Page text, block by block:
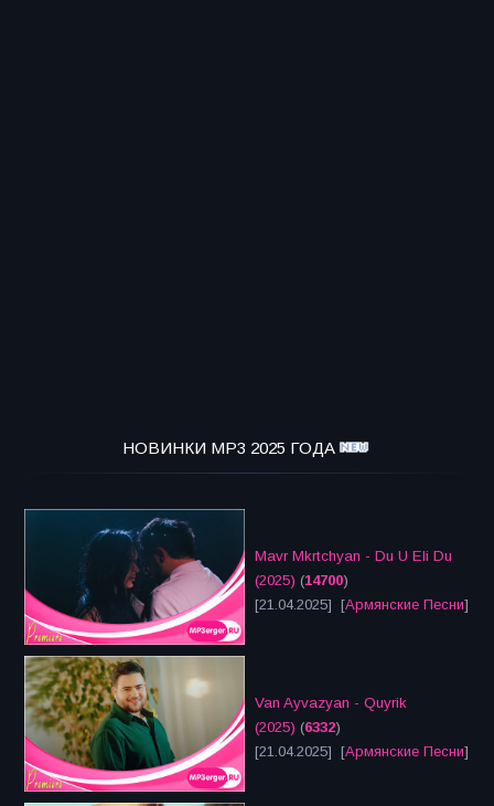
НОВИНКИ MP3 2025 ГОДА
Mavr Mkrtchyan - Du U Eli Du
(2025) (14700)
[21.04.2025] [Армянские Песни]
Van Ayvazyan - Quyrik
(2025) (6332)
[21.04.2025] [Армянские Песни]